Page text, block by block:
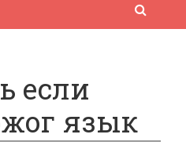
если
язык